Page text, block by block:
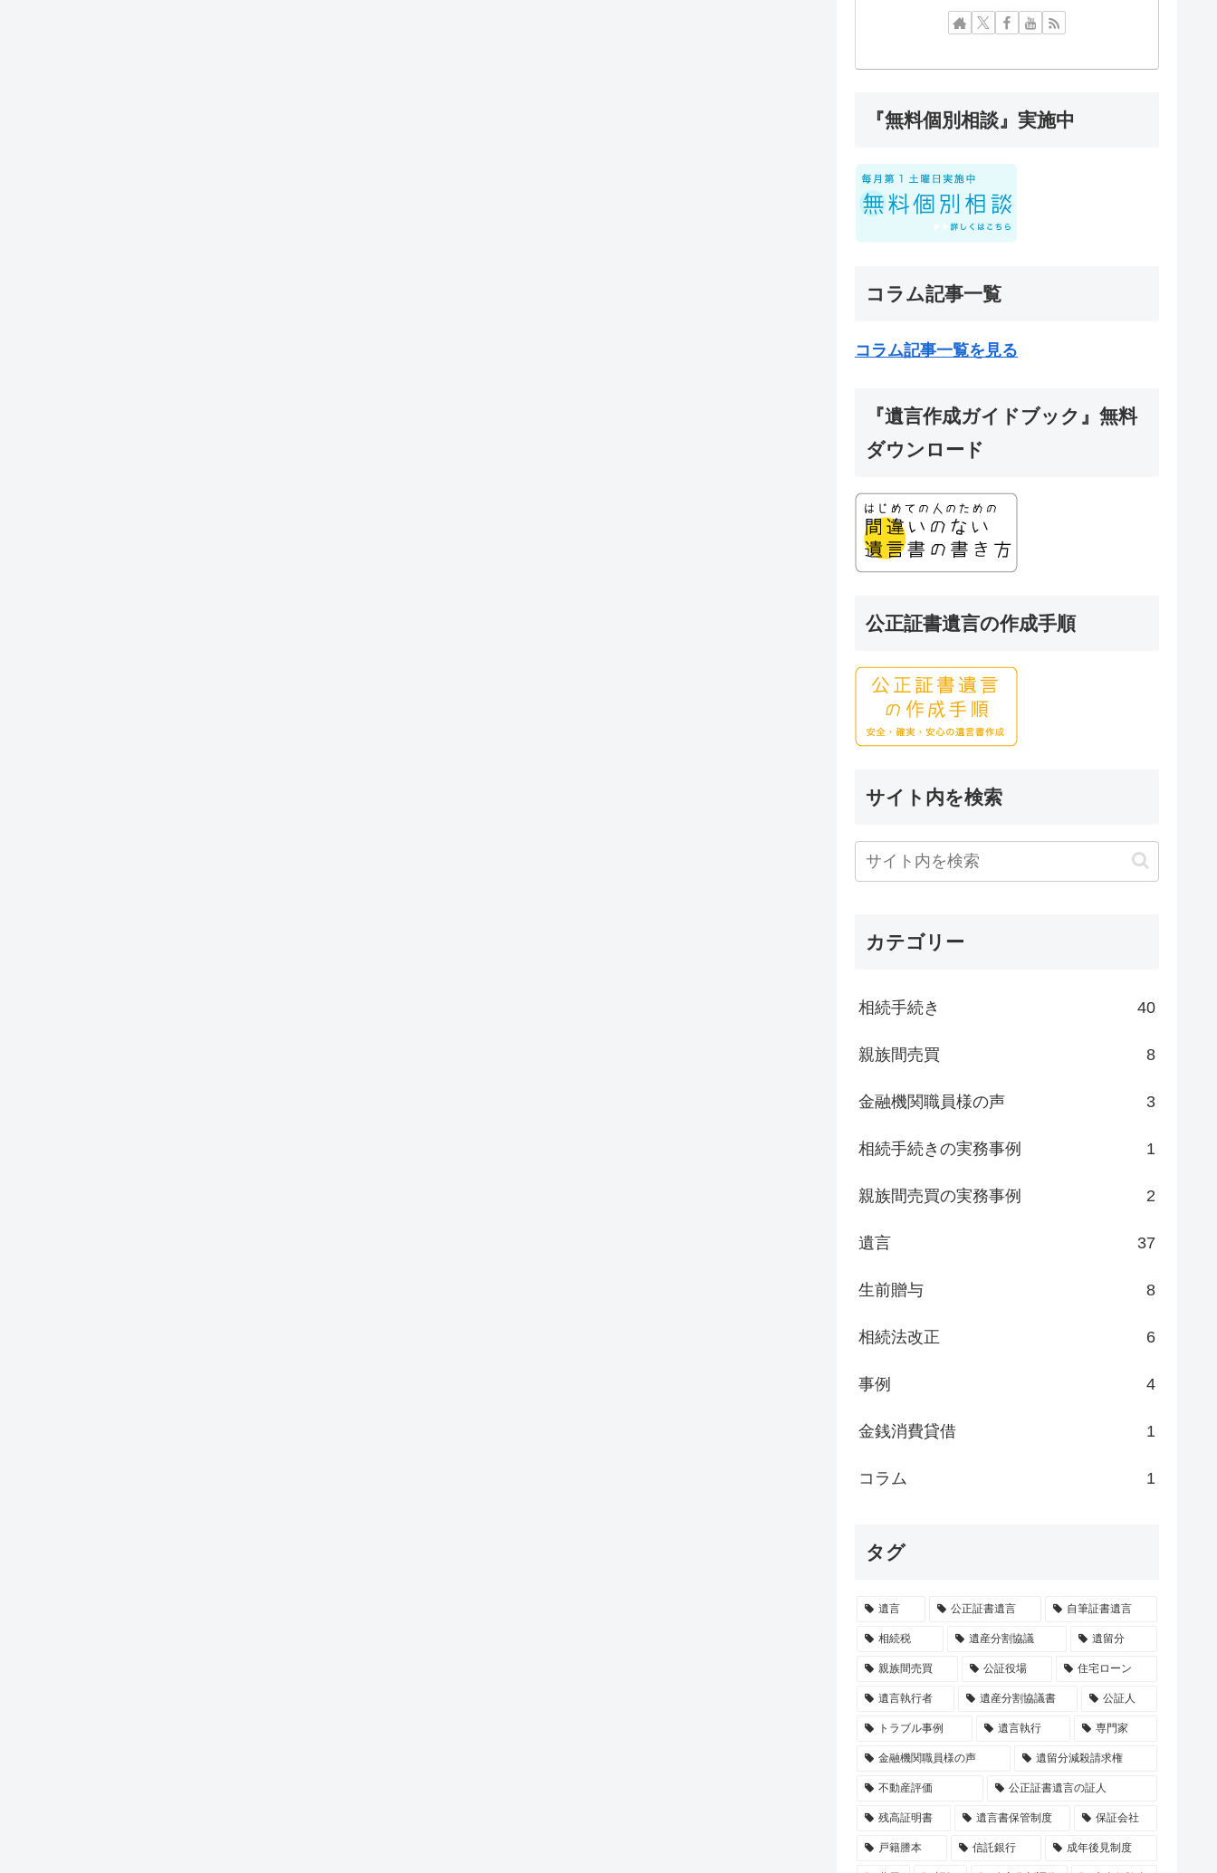
『無料個別相談』実施中
コラム記事一覧
コラム記事一覧を見る
『遺言作成ガイドブック』無料
ダウンロード
公正証書遺言の作成手順
サイト内を検索
カテゴリー
相続手続き 40
親族間売買 8
金融機関職員様の声 3
相続手続きの実務事例 1
親族間売買の実務事例 2
遺言 37
生前贈与 8
相続法改正 6
事例 4
金銭消費貸借 1
コラム 1
タグ
遺言 公正証書遺言 自筆証書遺言
相続税 遺産分割協議 遺留分
親族間売買 公証役場 住宅ローン
遺言執行者 遺産分割協議書 公証人
トラブル事例 遺言執行 専門家
金融機関職員様の声 遺留分減殺請求権
不動産評価 公正証書遺言の証人
残高証明書 遺言書保管制度 保証会社
戸籍謄本 信託銀行 成年後見制度